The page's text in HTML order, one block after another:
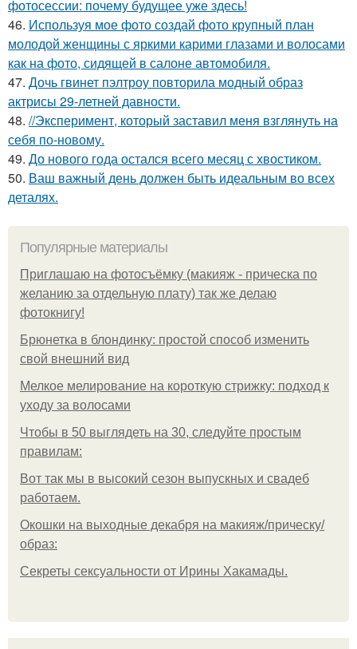
фотосессии: почему будущее уже здесь!
46. Используя мое фото создай фото крупный план
молодой женщины с яркими карими глазами и волосами
как на фото, сидящей в салоне автомобиля.
47. Дочь гвинет пэлтроу повторила модный образ
актрисы 29-летней давности.
48. //Эксперимент, который заставил меня взглянуть на
себя по-новому.
49. До нового года остался всего месяц с хвостиком.
50. Ваш важный день должен быть идеальным во всех
деталях.
Популярные материалы
Приглашаю на фотосъёмку (макияж - прическа по
желанию за отдельную плату) так же делаю
фотокнигу!
Брюнетка в блондинку: простой способ изменить
свой внешний вид
Мелкое мелирование на короткую стрижку: подход к
уходу за волосами
Чтобы в 50 выглядеть на 30, следуйте простым
правилам:
Вот так мы в высокий сезон выпускных и свадеб
работаем.
Окошки на выходные декабря на макияж/прическу/
образ:
Секреты сексуальности от Ирины Хакамады.